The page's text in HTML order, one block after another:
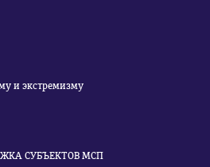
и экстремизму
СУБЪЕКТОВ МСП